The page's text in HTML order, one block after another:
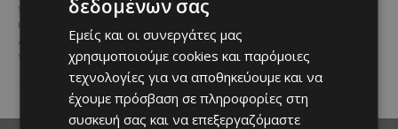
γεμάτη παράδοση, μουσική, χορό
και αυθεντικές γεύσεις στον
Δελίκηπο!
Το κρητικό
γλέντι,...
δεδομένων σας
Εμείς και οι συνεργάτες μας
χρησιμοποιούμε cookies και παρόμοιες
τεχνολογίες για να αποθηκεύουμε και να
έχουμε πρόσβαση σε πληροφορίες στη
συσκευή σας και να επεξεργαζόμαστε